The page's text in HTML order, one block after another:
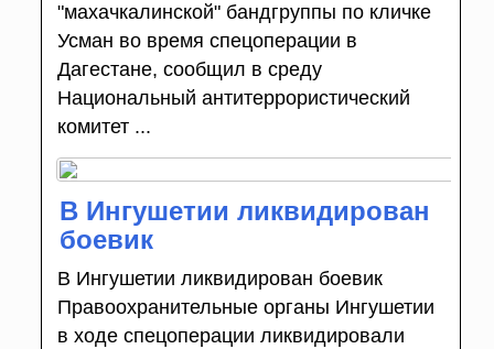
"махачкалинской" бандгруппы по кличке
Усман во время спецоперации в
Дагестане, сообщил в среду
Национальный антитеррористический
комитет ...
В Ингушетии ликвидирован
боевик
В Ингушетии ликвидирован боевик
Правоохранительные органы Ингушетии
в ходе спецоперации ликвидировали